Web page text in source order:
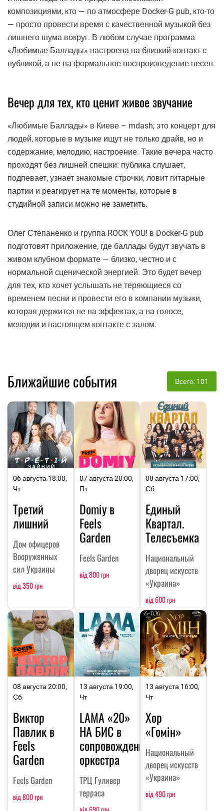
композициями, кто — по атмосфере Docker-G pub, кто-то
— просто провести время с качественной музыкой без
лишнего шума вокруг. В любом случае программа
«Любимые Баллады» настроена на близкий контакт с
публикой, а не на формальное воспроизведение песен.
Вечер для тех, кто ценит живое звучание
«Любимые Баллады» в Киеве – mdash; это концерт для
людей, которые в музыке ищут не только драйв, но и
содержание, мелодию, настроение. Такие вечера часто
проходят без лишней спешки: публика слушает,
подпевает, узнает знакомые строчки, ловит гитарные
партии и реагирует на те моменты, которые в
студийной записи можно не заметить.
Олег Степаненко и группа ROCK YOU! в Docker-G pub ​​
подготовят приложение, где баллады будут звучать в
живом клубном формате — близко, честно и с
нормальной сценической энергией. Это будет вечер
для тех, кто хочет услышать не теряющиеся со
временем песни и провести его в компании музыки,
которая держится не на эффектах, а на голосе,
мелодии и настоящем контакте с залом.
Ближайшие события Всего: 101
06 августа 18:00,
Чт
Третий
лишний
Дом офицеров
Вооруженных
сил Украины
від 350 грн
07 августа 20:00,
Пт
Domiy в
Feels
Garden
Feels Garden
від 800 грн
08 августа 17:00,
Сб
Единый
Квартал.
Телесъемка
Национальный
дворец искусств
«Украина»
від 600 грн
08 августа 20:00,
Сб
Виктор
Павлик в
Feels
Garden
Feels Garden
від 800 грн
13 августа 19:00,
Чт
LAMA «20»
НА БИC в
сопровождении
оркестра
ТРЦ Гуливер
терраса
13 августа 16:00,
Чт
Хор
«Гомін»
Национальный
дворец искусств
«Украина»
від 490 грн